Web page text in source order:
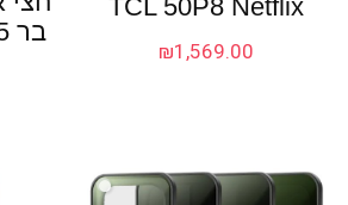
TCL 50P8 Netflix
₪1,569.00